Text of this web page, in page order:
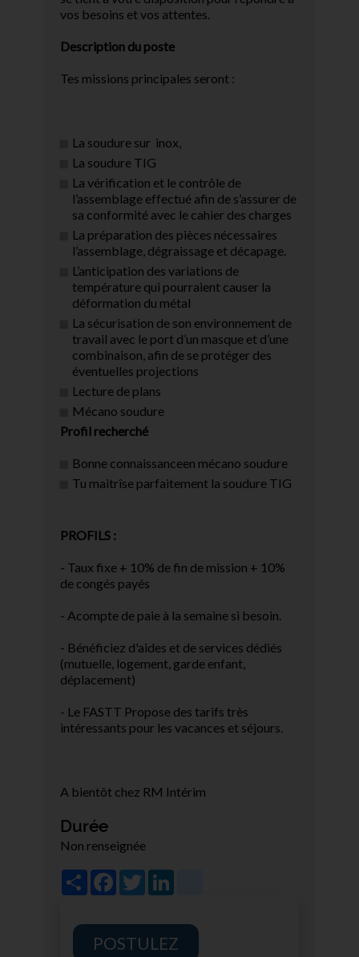
vos besoins et vos attentes.
Description du poste
Tes missions principales seront :
La soudure sur inox,
La soudure TIG
La vérification et le contrôle de
l’assemblage effectué afin de s’assurer de
sa conformité avec le cahier des charges
La préparation des pièces nécessaires
l’assemblage, dégraissage et décapage.
L’anticipation des variations de
température qui pourraient causer la
déformation du métal
La sécurisation de son environnement de
travail avec le port d’un masque et d’une
combinaison, afin de se protéger des
éventuelles projections
Lecture de plans
Mécano soudure
Profil recherché
Bonne connaissanceen mécano soudure
Tu maitrîse parfaitement la soudure TIG
PROFILS :
- Taux fixe + 10% de fin de mission + 10%
de congés payés
- Acompte de paie à la semaine si besoin.
- Bénéficiez d'aides et de services dédiés
(mutuelle, logement, garde enfant,
déplacement)
- Le FASTT Propose des tarifs très
intéressants pour les vacances et séjours.
A bientôt chez RM Intérim
Durée
Non renseignée
Share Facebook
Twitter
POSTULEZ